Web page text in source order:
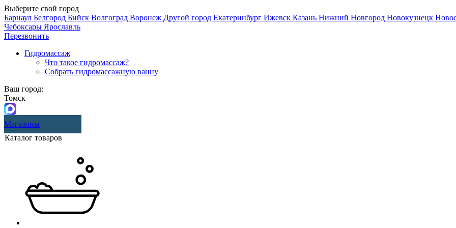
Выберите свой город
Барнаул Белгород Бийск Волгоград Воронеж Другой город Екатеринбург Ижевск Казань Нижний Новгород Новокузнецк
Чебоксары Ярославль
Перезвонить
Гидромассаж
Что такое гидромассаж?
Собрать гидромассажную ванну
Ваш город:
Томск
Магазины
Каталог товаров